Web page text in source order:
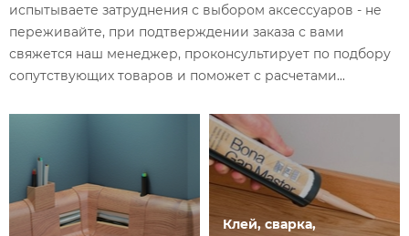
испытываете затруднения с выбором аксессуаров - не
переживайте, при подтверждении заказа с вами
свяжется наш менеджер, проконсультирует по подбору
сопутствующих товаров и поможет с расчетами...
Клей, сварка,